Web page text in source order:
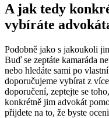
A jak tedy
vybíráte
Podobně jako s jakoukoli
Buď se zeptáte kamaráda
nebo hledáte sami po
doporučujeme vybírat z
doporučení, zeptejte se
konkrétně jim advokát
přijdete na to, že byste